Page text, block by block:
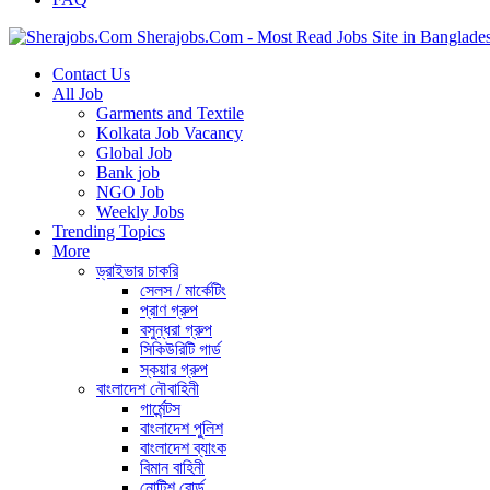
Sherajobs.Com - Most Read Jobs Site in
Contact Us
All Job
Garments and Textile
Kolkata Job Vacancy
Global Job
Bank job
NGO Job
Weekly Jobs
Trending Topics
More
ড্রাইভার চাকরি
সেলস / মার্কেটিং
প্রাণ গ্রুপ
বসুন্ধরা গ্রুপ
সিকিউরিটি গার্ড
স্কয়ার গ্রুপ
বাংলাদেশ নৌবাহিনী
গার্মেন্টস
বাংলাদেশ পুলিশ
বাংলাদেশ ব্যাংক
বিমান বাহিনী